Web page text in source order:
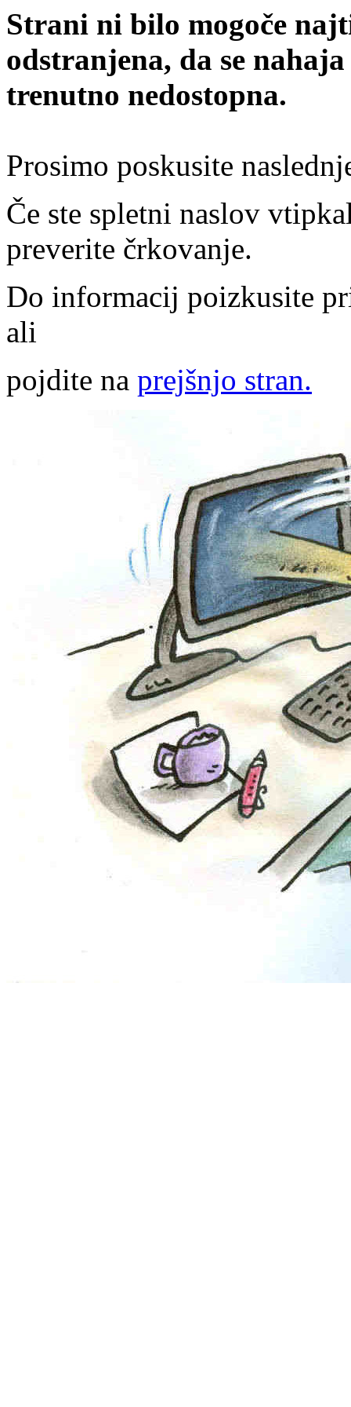
Strani ni bilo mogoče
odstranjena, da se
trenutno nedostopna.
Prosimo poskusite
Če ste spletni naslov
preverite črkovanje.
Do informacij poizkusite
ali
pojdite na prejšnjo stran.